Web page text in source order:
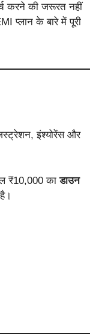
करने की जरूरत नहीं
प्लान के बारे में पूरी
इंश्योरेंस और
₹10,000 काडाउन